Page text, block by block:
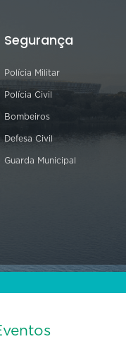
Segurança
Polícia Militar
Polícia Civil
Bombeiros
Defesa Civil
Guarda Municipal